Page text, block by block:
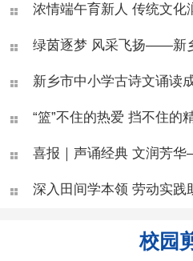
浓情端午育新人 传统文化润校园——新乡市第十中学
绿茵逐梦 风采飞扬——新乡市第十中学“校长杯”
新乡市中小学古诗文诵读成果展示暨颁奖活动
“篮”不住的热爱 挡不住的精彩——新乡十中
喜报｜声诵经典 文润芳华——我校在新乡市中小学
深入田间学本领 劳动实践助成长——新乡市第十中
校园